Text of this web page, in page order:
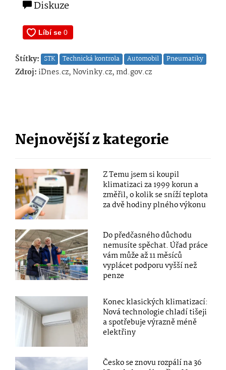
Diskuze
Štítky: STK Technická kontrola Automobil Pneumatiky
Zdroj: iDnes.cz, Novinky.cz, md.gov.cz
Nejnovější z kategorie
Z Temu jsem si koupil
klimatizaci za 1999 korun a
změřil, o kolik se sníží teplota
za dvě hodiny plného výkonu
Do předčasného důchodu
nemusíte spěchat. Úřad práce
vám může až 11 měsíců
vyplácet podporu vyšší než
penze
Konec klasických klimatizací:
Nová technologie chladí tišeji
a spotřebuje výrazně méně
elektřiny
Česko se znovu rozpálí na 36